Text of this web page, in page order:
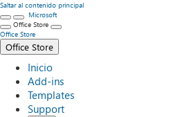
Saltar al contenido principal
Microsoft
Office Store
Office Store
Office Store
Inicio
Add-ins
Templates
Support